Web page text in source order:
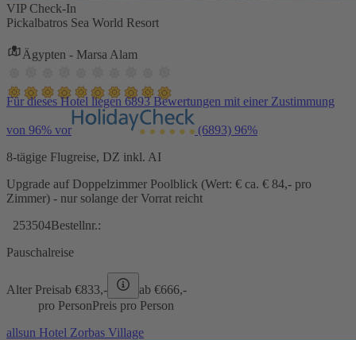
VIP Check-In
Pickalbatros Sea World Resort
Ägypten - Marsa Alam
Für dieses Hotel liegen 6893 Bewertungen mit einer Zustimmung
von 96% vor (6893) 96%
8-tägige Flugreise, DZ inkl. AI
Upgrade auf Doppelzimmer Poolblick (Wert: € ca. € 84,- pro
Zimmer) - nur solange der Vorrat reicht
253504Bestellnr.:
Pauschalreise
Alter Preisab €833,- ab €666,-
pro PersonPreis pro Person
allsun Hotel Zorbas Village